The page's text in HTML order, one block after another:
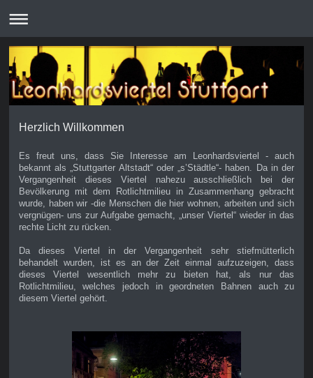
Herzlich Willkommen
Es freut uns, dass Sie Interesse am Leonhardsviertel - auch
bekannt als „Stuttgarter Altstadt“ oder „s’Städtle“- haben. Da in der
Vergangenheit dieses Viertel nahezu ausschließlich bei der
Bevölkerung mit dem Rotlichtmilieu in Zusammenhang gebracht
wurde, haben wir -die Menschen die hier wohnen, arbeiten und sich
vergnügen- uns zur Aufgabe gemacht, „unser Viertel“ wieder in das
rechte Licht zu rücken.
Da dieses Viertel in der Vergangenheit sehr stiefmütterlich
behandelt wurden, ist es an der Zeit einmal aufzuzeigen, dass
dieses Viertel wesentlich mehr zu bieten hat, als nur das
Rotlichtmilieu, welches jedoch in geordneten Bahnen auch zu
diesem Viertel gehört.